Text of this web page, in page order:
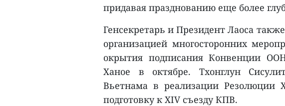
придавая празднованию еще более
Генсекретарь и Президент Лаоса
организацией многосторонних
окрытия подписания Конвенции
Ханое в октябре. Тхонглун
Вьетнама в реализации
подготовку к XIV съезду КПВ.